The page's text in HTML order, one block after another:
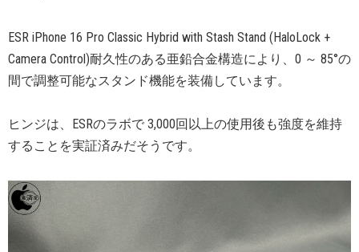
ESR iPhone 16 Pro Classic Hybrid with Stash Stand (HaloLock +
Camera Control)耐久性のある亜鉛合金構造により、0 ～ 85°の
間で調整可能なスタンド機能を装備しています。
ヒンジは、ESRのラボで 3,000回以上の使用後も強度を維持
することを実証済みだそうです。